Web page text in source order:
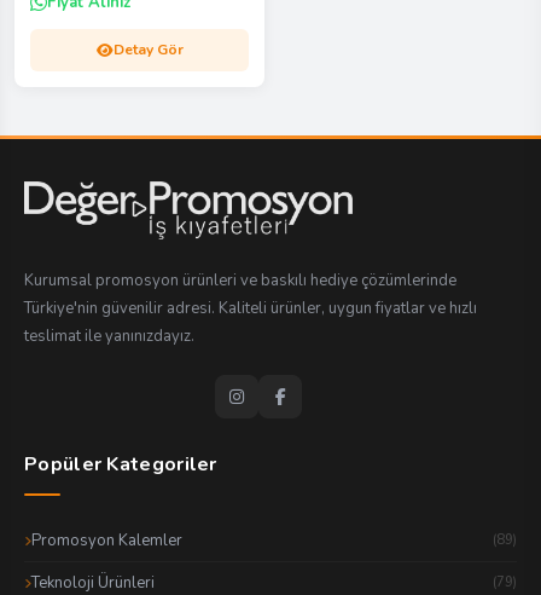
Detay Gör
Kurumsal promosyon ürünleri ve baskılı hediye çözümlerinde
Türkiye'nin güvenilir adresi. Kaliteli ürünler, uygun fiyatlar ve hızlı
teslimat ile yanınızdayız.
Popüler Kategoriler
Promosyon Kalemler (89)
Teknoloji Ürünleri (79)